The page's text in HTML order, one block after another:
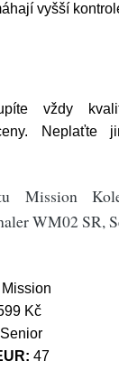
vyšší
vždy
Neplaťte
Mission
WM02 SR,
Mission
Kč
Senior
47